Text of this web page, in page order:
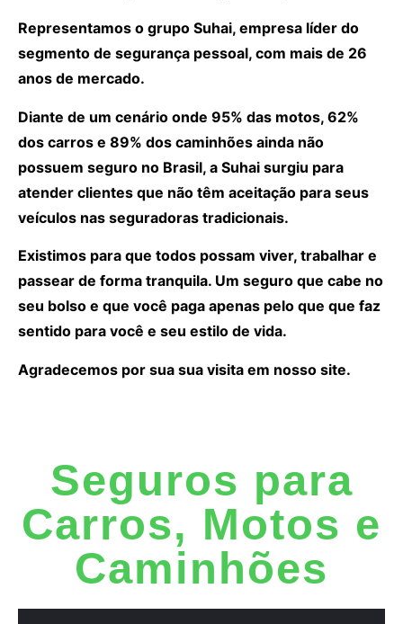
Representamos o grupo Suhai, empresa líder do
segmento de segurança pessoal, com mais de 26
anos de mercado.
Diante de um cenário onde 95% das motos, 62%
dos carros e 89% dos caminhões ainda não
possuem seguro no Brasil, a Suhai surgiu para
atender clientes que não têm aceitação para seus
veículos nas seguradoras tradicionais.
Existimos para que todos possam viver, trabalhar e
passear de forma tranquila. Um seguro que cabe no
seu bolso e que você paga apenas pelo que que faz
sentido para você e seu estilo de vida.
Agradecemos por sua sua visita em nosso site.
Seguros para
Carros, Motos e
Caminhões